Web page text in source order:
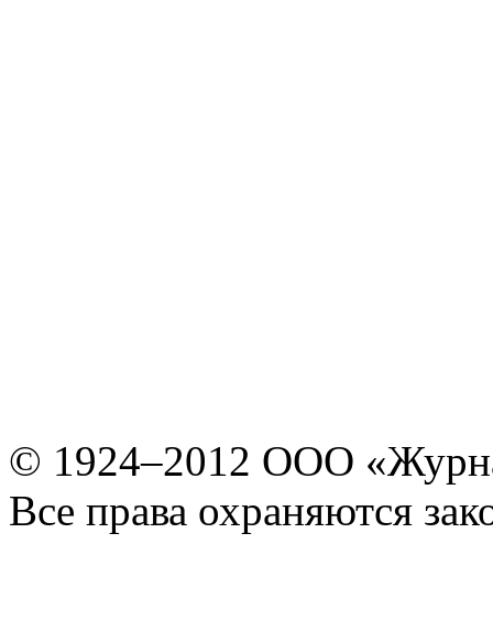
© 1924–2012 ООО
Все права охраняются